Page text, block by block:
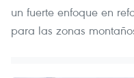
un fuerte enfoque en
para las zonas